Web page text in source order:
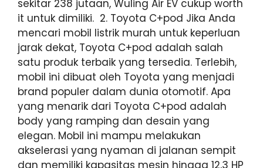
sekitar 238 jutaan, Wuling Air EV cukup worth
it untuk dimiliki. 2. Toyota C+pod Jika Anda
mencari mobil listrik murah untuk keperluan
jarak dekat, Toyota C+pod adalah salah
satu produk terbaik yang tersedia. Terlebih,
mobil ini dibuat oleh Toyota yang menjadi
brand populer dalam dunia otomotif. Apa
yang menarik dari Toyota C+pod adalah
body yang ramping dan desain yang
elegan. Mobil ini mampu melakukan
akselerasi yang nyaman di jalanan sempit
dan memiliki kapasitas mesin hingga 12,3 HP